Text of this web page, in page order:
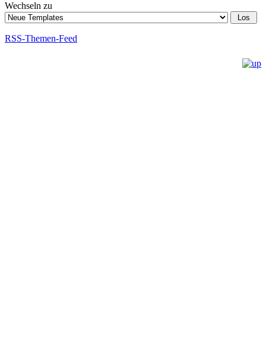
Wechseln zu
RSS-Themen-Feed